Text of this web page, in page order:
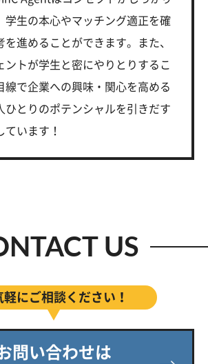
学生の本心やマッチング適正を確
を進めることができます。また、
ントが学生と密にやりとりするこ
線で企業への興味・関心を高める
ひとりのポテンシャルを引きだす
ています！
US
軽にご相談ください！
問い合わせは